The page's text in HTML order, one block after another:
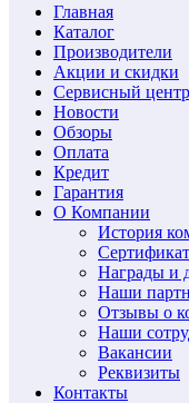
Главная
Каталог
Производители
Акции и скидки
Сервисный центр
Новости
Обзоры
Оплата
Кредит
Гарантия
О Компании
История
Награды и
Наши
Отзывы о
Наши
Вакансии
Реквизиты
Контакты